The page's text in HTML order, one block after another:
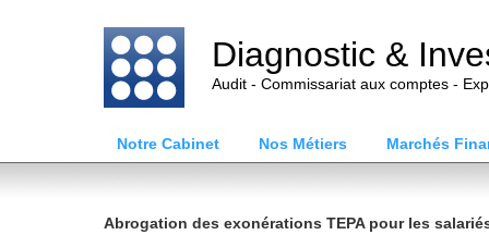
Diagnostic &
Audit - Commissariat aux comptes -
Notre Cabinet Nos Métiers Marchés
Abrogation des exonérations TEPA pour les